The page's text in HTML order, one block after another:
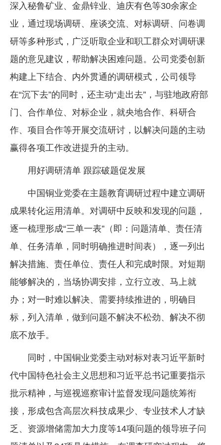
深入秘鲁矿业、金鼎锌业、迪庆有色等30余家企
业，通过现场调研、座谈交流、对标调研、问卷调
研等多种形式，广泛听取企业和职工群众对调研课
题的意见建议，帮助解决困难问题。公司党委创新
构建上下结合、内外贯通的调研模式，公司领导
在“沉下去”的同时，还主动“走出去”，与驻地政府部
门、合作单位、对标企业，就央地合作、科研合
作、项目合作等开展交流研讨，以解决问题的主动
赢得各项工作改进提升的主动。
用好调研清单 跟踪破题促发展
中国铜业党委在主题教育调研过程中建立调研
成果转化运用清单。对调研中反映和发现的问题，
逐一梳理形成“三单一表”（即：问题清单、责任清
单、任务清单，同时明确推进时间表），逐一列出
解决措施、责任单位、责任人和完成时限。对短期
能够解决的，当场协调安排，立行立改、马上就
办；对一时难以解决、需要持续推进的，明确目
标，列入清单，做到问题不解决不松劲、解决不彻
底不放手。
同时，中国铜业党委主动对标对表习近平新时
代中国特色社会主义思想和习近平总书记重要指示
批示精神，与巡视巡察审计监督发现问题统筹衔
接，形成包含高层次科技成果少、专业技术人才缺
乏、资源增储需加大力度等14项问题的领导班子问